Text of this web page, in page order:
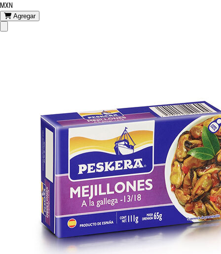
MXN
Agregar